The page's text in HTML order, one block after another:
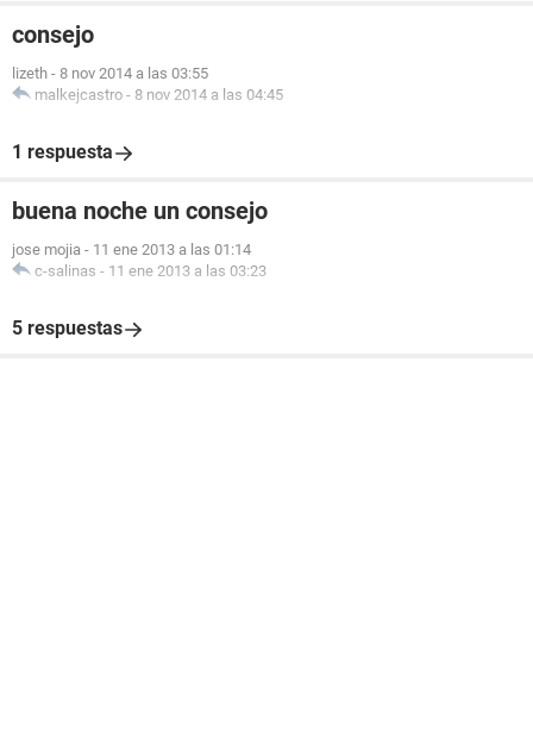
consejo
lizeth - 8 nov 2014 a las 03:55
malkejcastro - 8 nov 2014 a las 04:45
1 respuesta
buena noche un consejo
jose mojia - 11 ene 2013 a las 01:14
c-salinas - 11 ene 2013 a las 03:23
5 respuestas